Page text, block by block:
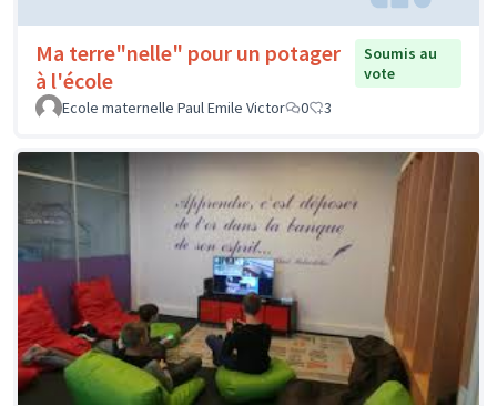
Ma terre"nelle" pour un potager
à l'école
Soumis au
vote
Ecole maternelle Paul Emile Victor
0 3